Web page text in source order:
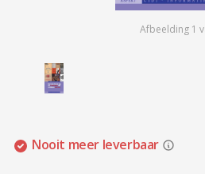
Afbeelding 1
Nooit meer leverbaar